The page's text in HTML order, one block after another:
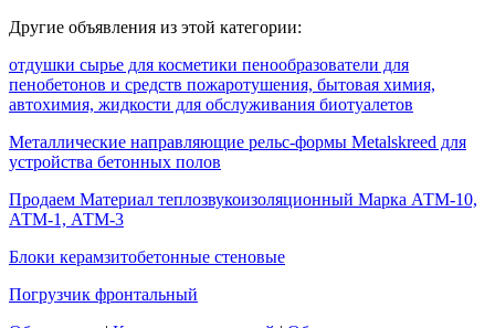
Другие объявления из этой категории:
отдушки сырье для косметики пенообразователи для
пенобетонов и средств пожаротушения, бытовая химия,
автохимия, жидкости для обслуживания биотуалетов
Металлические направляющие рельс-формы Metalskreed для
устройства бетонных полов
Продаем Материал теплозвукоизоляционный Марка АТМ-10,
АТМ-1, АТМ-3
Блоки керамзитобетонные стеновые
Погрузчик фронтальный